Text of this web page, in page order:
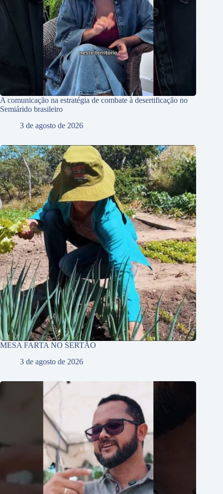
A comunicação na estratégia de combate à desertificação no
Semiárido brasileiro
3 de agosto de 2026
MESA FARTA NO SERTÃO
3 de agosto de 2026